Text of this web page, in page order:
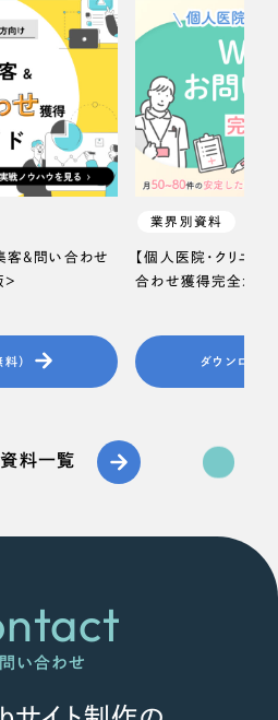
客＆問い合わせ
）
業界別資料
【個人医院・クリニッ
合わせ獲得完全ガイ
ダウンロード
料一覧
い合わせ